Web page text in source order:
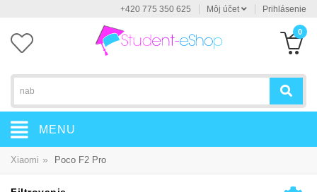
+420 775 350 625 Môj účet Prihlásenie
0
MENU
Xiaomi » Poco F2 Pro